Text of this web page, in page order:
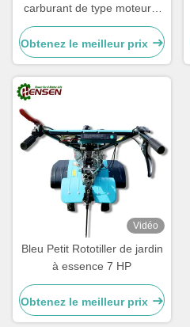
carburant de type moteur à
4 temps avec une largeur de
défrichage de 500-800 mm
Obtenez le meilleur prix
Vidéo
Bleu Petit Rototiller de jardin
à essence 7 HP
Obtenez le meilleur prix